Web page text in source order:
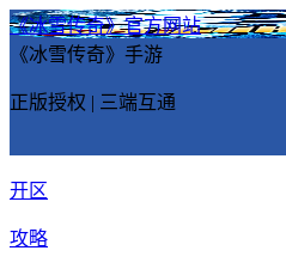
《冰雪传奇》官方网站
《冰雪传奇》手游
正版授权 | 三端互通
开区
攻略